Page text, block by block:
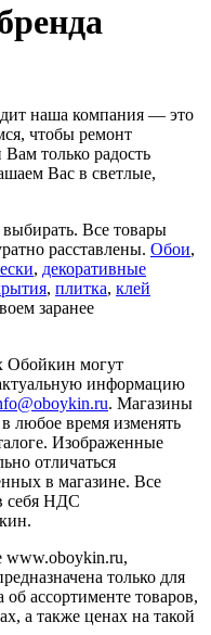
наша компания — это
чтобы ремонт
только радость
Вас в светлые,
Все товары
расставлены. Обои,
, декоративные
, плитка, клей
заранее
Обойкин могут
информацию
. Магазины
любое время изменять
Изображенные
отличаться
в магазине. Все
себя НДС
www.oboykin.ru,
только для
ассортименте товаров,
а также ценах на такой